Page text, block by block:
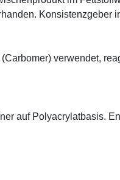
Konsistenzgeber
verwendet,
auf Polyacrylatbasis.